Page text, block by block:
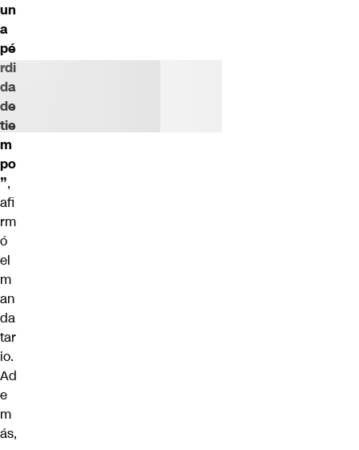
un
a
pé
rdi
da
de
tie
m
po
”,
afi
rm
ó
el
m
an
da
tar
io.
Ad
e
m
ás,